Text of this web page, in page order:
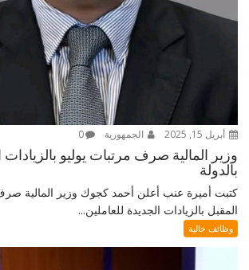
أبريل 15, 2025 الجمهورية 0
وزير المالية صرف مرتبات يوليو بالزيادات
بالدولة
كتبت أميرة عنب أعلن أحمد كجوك وزير المالية
المقبل بالزيادات الجديدة للعاملين...
وظائف خالية